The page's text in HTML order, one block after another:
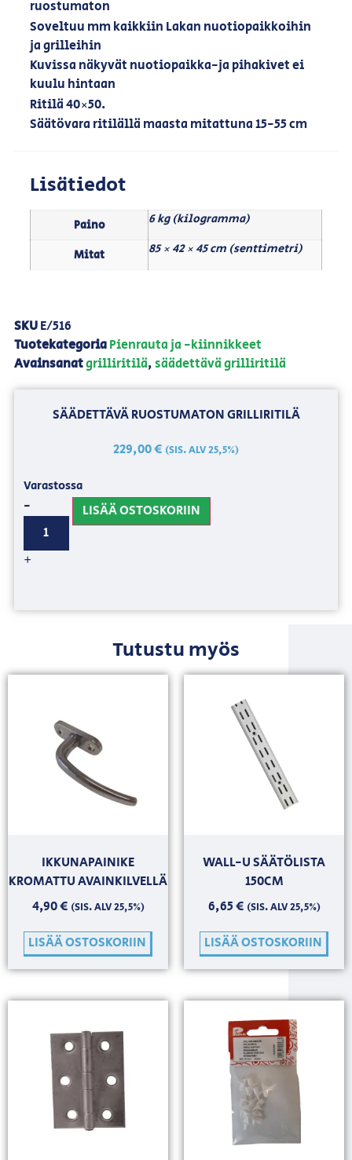
ruostumaton
Soveltuu mm kaikkiin Lakan nuotiopaikkoihin
ja grilleihin
Kuvissa näkyvät nuotiopaikka-ja pihakivet ei
kuulu hintaan
Ritilä 40×50.
Säätövara ritilällä maasta mitattuna 15-55 cm
Lisätiedot
Paino 6 kg (kilogramma)
Mitat 85 × 42 × 45 cm (senttimetri)
SKUE/516
TuotekategoriaPienrauta ja -kiinnikkeet
Avainsanatgrilliritilä,säädettävä grilliritilä
SÄÄDETTÄVÄ RUOSTUMATON GRILLIRITILÄ
229,00€ (SIS. ALV 25,5%)
Varastossa
-
+
LISÄÄ OSTOSKORIIN
Tutustu myös
IKKUNAPAINIKE
KROMATTU AVAINKILVELLÄ
4,90€ (SIS. ALV 25,5%)
LISÄÄ OSTOSKORIIN
WALL-U SÄÄTÖLISTA
150CM
6,65€ (SIS. ALV 25,5%)
LISÄÄ OSTOSKORIIN